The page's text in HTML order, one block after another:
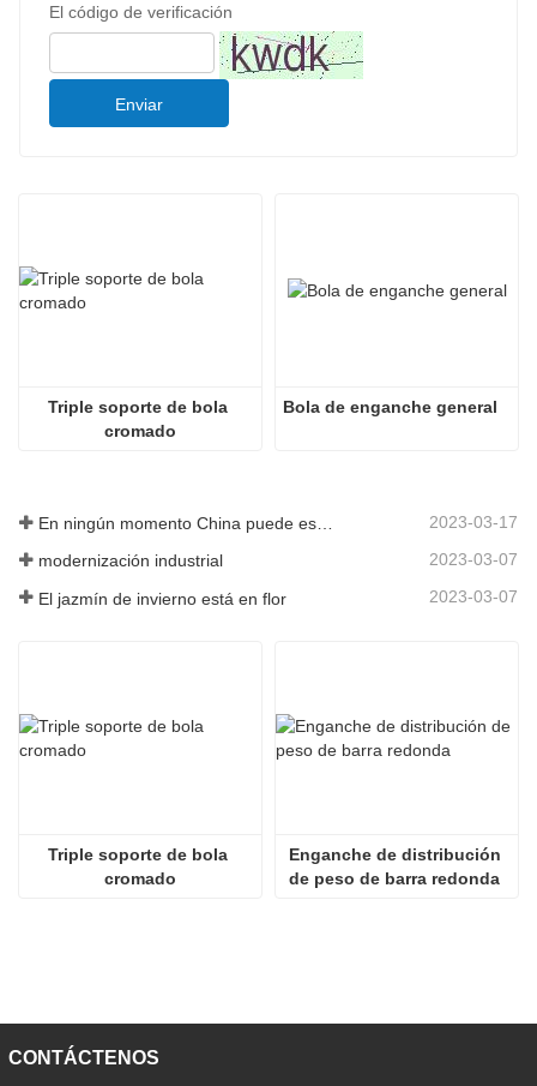
El código de verificación
Enviar
Triple soporte de bola
cromado
Bola de enganche general
2023-03-17
modernización industrial 2023-03-07
El jazmín de invierno está en flor 2023-03-07
Triple soporte de bola
cromado
Enganche de distribución
de peso de barra redonda
CONTÁCTENOS